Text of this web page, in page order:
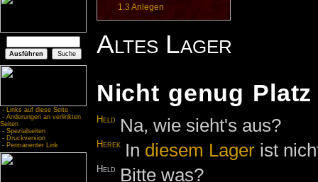
- Links auf diese Seite
- Änderungen an verlinkten
Seiten
- Spezialseiten
- Druckversion
- Permanenter Link
1.3 Anlegen
Altes Lager
Nicht genug Platz
Held Na, wie sieht's aus?
Herek In diesem Lager ist
Held Bitte was?